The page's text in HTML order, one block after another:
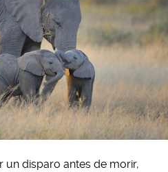
un disparo antes de morir,